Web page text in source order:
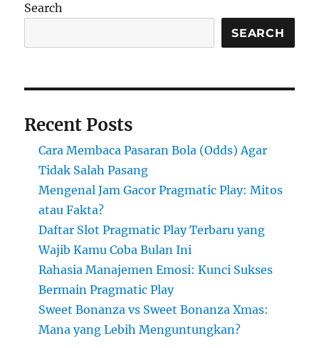
Search
SEARCH
Recent Posts
Cara Membaca Pasaran Bola (Odds) Agar
Tidak Salah Pasang
Mengenal Jam Gacor Pragmatic Play: Mitos
atau Fakta?
Daftar Slot Pragmatic Play Terbaru yang
Wajib Kamu Coba Bulan Ini
Rahasia Manajemen Emosi: Kunci Sukses
Bermain Pragmatic Play
Sweet Bonanza vs Sweet Bonanza Xmas:
Mana yang Lebih Menguntungkan?